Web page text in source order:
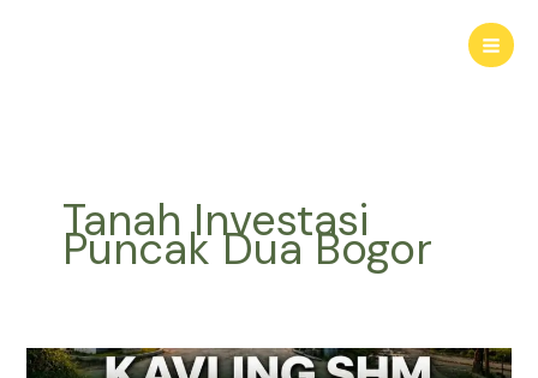
Tanah Investasi
Puncak Dua Bogor
KAVLING